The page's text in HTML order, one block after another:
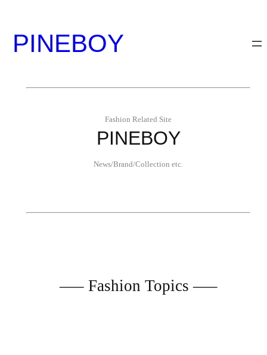
PINEBOY
Fashion Related Site
PINEBOY
News/Brand/Collection etc.
—– Fashion Topics —–